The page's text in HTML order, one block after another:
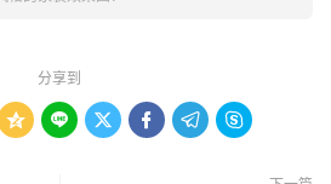
分享到
     